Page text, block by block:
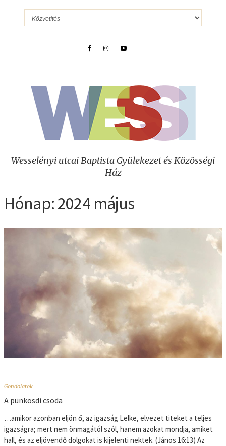
Wesselényi utcai Baptista Gyülekezet és Közösségi
Ház
Hónap:2024 május
Gondolatok
A pünkösdi csoda
…amikor azonban eljön ő, az igazság Lelke, elvezet titeket a teljes
igazságra; mert nem önmagától szól, hanem azokat mondja, amiket
hall, és az eljövendő dolgokat is kijelenti nektek. (János 16:13) Az